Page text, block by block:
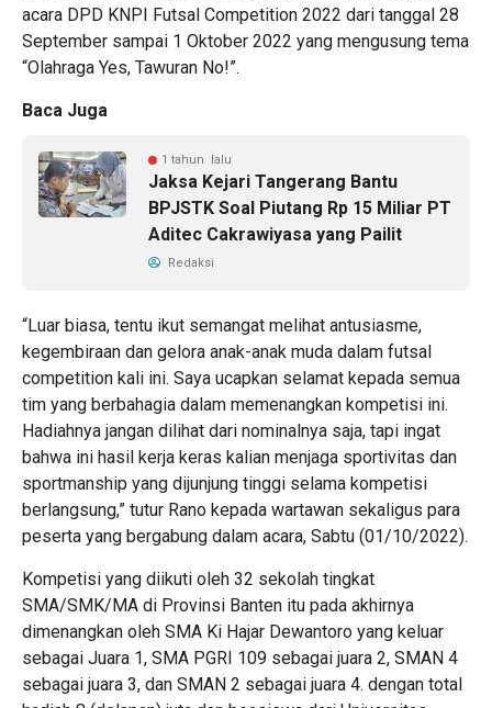
acara DPD KNPI Futsal Competition 2022 dari tanggal 28
September sampai 1 Oktober 2022 yang mengusung tema
“Olahraga Yes, Tawuran No!”.
Baca Juga
1 tahun lalu
Jaksa Kejari Tangerang Bantu
BPJSTK Soal Piutang Rp 15 Miliar PT
Aditec Cakrawiyasa yang Pailit
Redaksi
“Luar biasa, tentu ikut semangat melihat antusiasme,
kegembiraan dan gelora anak-anak muda dalam futsal
competition kali ini. Saya ucapkan selamat kepada semua
tim yang berbahagia dalam memenangkan kompetisi ini.
Hadiahnya jangan dilihat dari nominalnya saja, tapi ingat
bahwa ini hasil kerja keras kalian menjaga sportivitas dan
sportmanship yang dijunjung tinggi selama kompetisi
berlangsung,” tutur Rano kepada wartawan sekaligus para
peserta yang bergabung dalam acara, Sabtu (01/10/2022).
Kompetisi yang diikuti oleh 32 sekolah tingkat
SMA/SMK/MA di Provinsi Banten itu pada akhirnya
dimenangkan oleh SMA Ki Hajar Dewantoro yang keluar
sebagai Juara 1, SMA PGRI 109 sebagai juara 2, SMAN 4
sebagai juara 3, dan SMAN 2 sebagai juara 4. dengan total